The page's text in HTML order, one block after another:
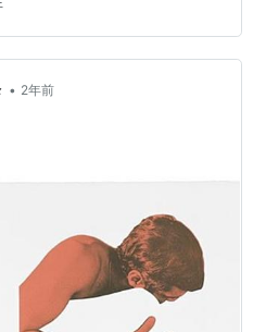
行こうと考えるのが楽しく
な仕事や人間関係が広がるの
い ●夫の家事能力アップ（各
こ…
• 2年前